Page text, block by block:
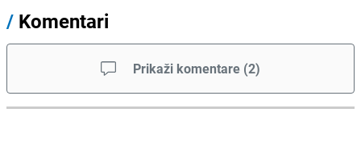
/ Komentari
Prikaži komentare (2)